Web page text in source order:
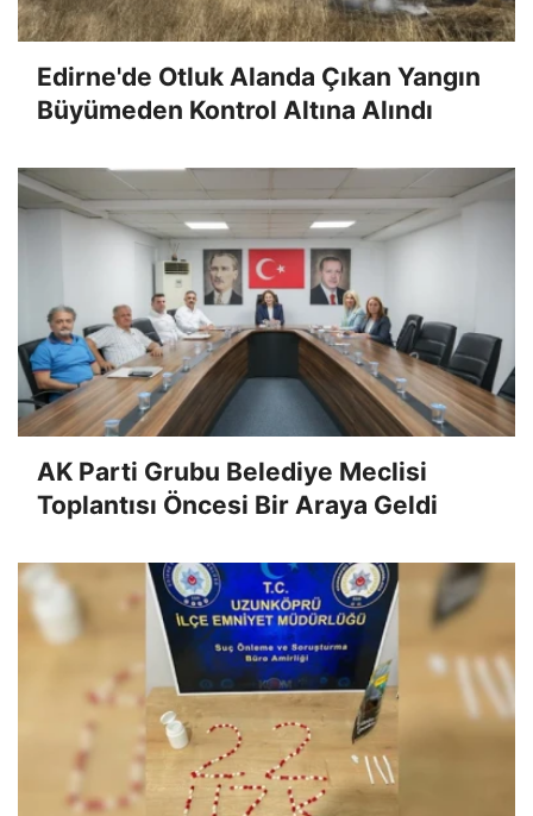
Edirne'de Otluk Alanda Çıkan Yangın
Büyümeden Kontrol Altına Alındı
AK Parti Grubu Belediye Meclisi
Toplantısı Öncesi Bir Araya Geldi